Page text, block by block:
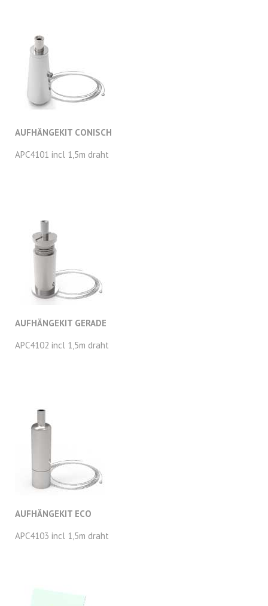
AUFHÄNGEKIT CONISCH
APC4101 incl 1,5m draht
AUFHÄNGEKIT GERADE
APC4102 incl 1,5m draht
AUFHÄNGEKIT ECO
APC4103 incl 1,5m draht